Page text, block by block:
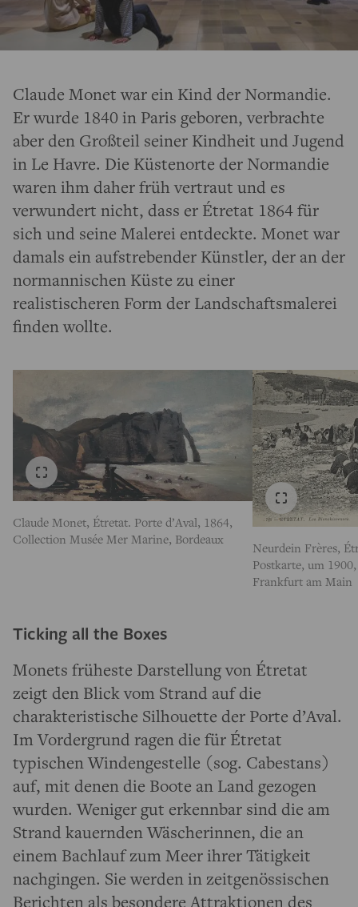
Claude Monet war ein Kind der Normandie.
Er wurde 1840 in Paris geboren, verbrachte
aber den Großteil seiner Kindheit und Jugend
in Le Havre. Die Küstenorte der Normandie
waren ihm daher früh vertraut und es
verwundert nicht, dass er Étretat 1864 für
sich und seine Malerei entdeckte. Monet war
damals ein aufstrebender Künstler, der an der
normannischen Küste zu einer
realistischeren Form der Landschaftsmalerei
finden wollte.
Claude Monet, Étretat. Porte d’Aval, 1864,
Collection Musée Mer Marine, Bordeaux
Neurdein Frères,
Postkarte, um
Frankfurt am Main
Ticking all the Boxes
Monets früheste Darstellung von Étretat
zeigt den Blick vom Strand auf die
charakteristische Silhouette der Porte d’Aval.
Im Vordergrund ragen die für Étretat
typischen Windengestelle (sog. Cabestans)
auf, mit denen die Boote an Land gezogen
wurden. Weniger gut erkennbar sind die am
Strand kauernden Wäscherinnen, die an
einem Bachlauf zum Meer ihrer Tätigkeit
nachgingen. Sie werden in zeitgenössischen
Berichten als besondere Attraktionen des